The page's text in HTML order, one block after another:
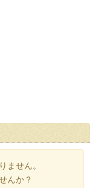
ません。
んか？